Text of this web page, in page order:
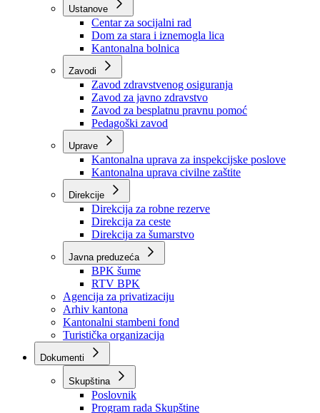
Služba za zajedničke poslove
Služba za zapošljavanje
Ustanove
Centar za socijalni rad
Dom za stara i iznemogla lica
Kantonalna bolnica
Zavodi
Zavod zdravstvenog osiguranja
Zavod za javno zdravstvo
Zavod za besplatnu pravnu pomoć
Pedagoški zavod
Kantonalna uprava za inspekcijske poslove
Kantonalna uprava civilne zaštite
Direkcije
Direkcija za robne rezerve
Direkcija za ceste
Direkcija za šumarstvo
Javna preduzeća
BPK šume
RTV BPK
Agencija za privatizaciju
Arhiv kantona
Kantonalni stambeni fond
Turistička organizacija
Dokumenti